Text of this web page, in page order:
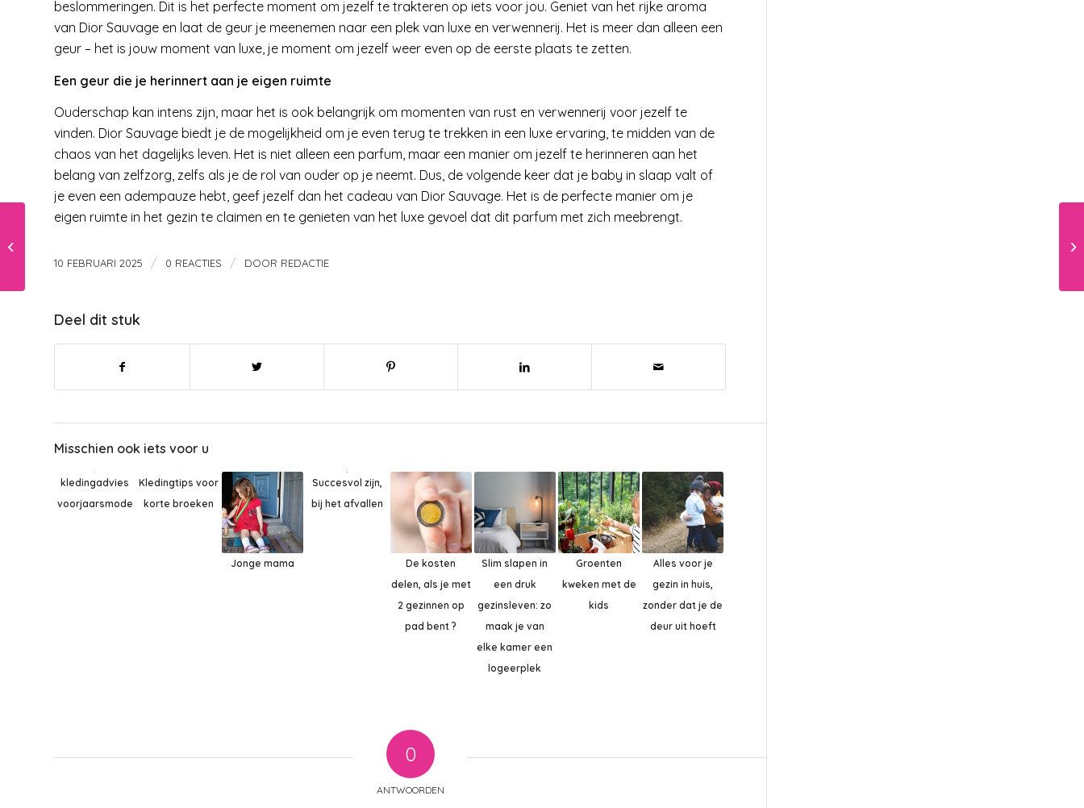
beslommeringen. Dit is het perfecte moment om jezelf te trakteren op iets voor jou. Geniet van het rijke aroma
van Dior Sauvage en laat de geur je meenemen naar een plek van luxe en verwennerij. Het is meer dan alleen een
geur – het is jouw moment van luxe, je moment om jezelf weer even op de eerste plaats te zetten.
Een geur die je herinnert aan je eigen ruimte
Ouderschap kan intens zijn, maar het is ook belangrijk om momenten van rust en verwennerij voor jezelf te
vinden. Dior Sauvage biedt je de mogelijkheid om je even terug te trekken in een luxe ervaring, te midden van de
chaos van het dagelijks leven. Het is niet alleen een parfum, maar een manier om jezelf te herinneren aan het
belang van zelfzorg, zelfs als je de rol van ouder op je neemt. Dus, de volgende keer dat je baby in slaap valt of
je even een adempauze hebt, geef jezelf dan het cadeau van Dior Sauvage. Het is de perfecte manier om je
eigen ruimte in het gezin te claimen en te genieten van het luxe gevoel dat dit parfum met zich meebrengt.
10 FEBRUARI 2025 / 0 REACTIES / DOOR REDACTIE
Deel dit stuk
Misschien ook iets voor u
kledingadvies
voorjaarsmode
Kledingtips voor
korte broeken
Jonge mama
Succesvol zijn,
bij het afvallen
De kosten
delen, als je met
2 gezinnen op
pad bent ?
Slim slapen in
een druk
gezinsleven: zo
maak je van
elke kamer een
logeerplek
Groenten
kweken met de
kids
Alles voor je
gezin in huis,
zonder dat je de
deur uit hoeft
0
ANTWOORDEN
De wetenschap
schedelcorrectie bij